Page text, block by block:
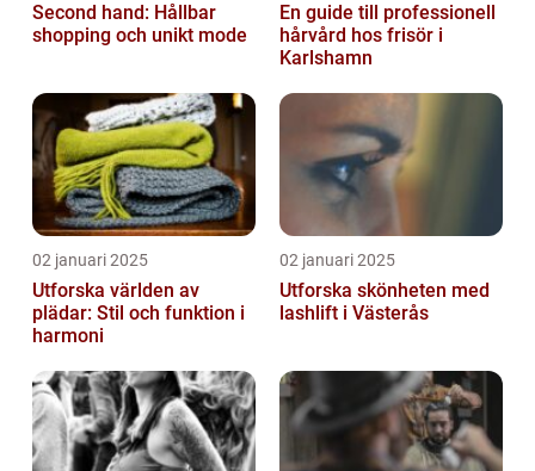
Second hand: Hållbar
shopping och unikt mode
En guide till professionell
hårvård hos frisör i
Karlshamn
02 januari 2025
Utforska världen av
plädar: Stil och funktion i
harmoni
02 januari 2025
Utforska skönheten med
lashlift i Västerås